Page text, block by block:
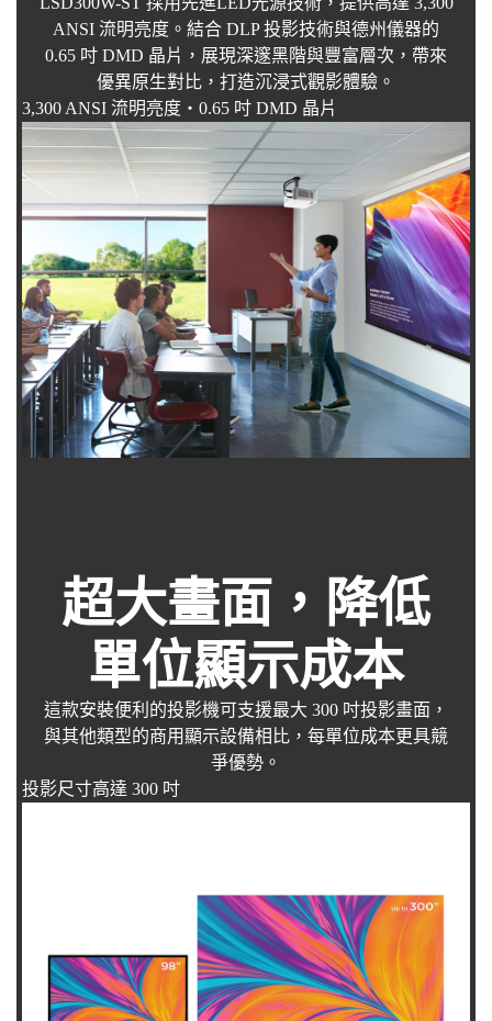
ANSI 流明亮度。結合 DLP 投影技術與德州儀器的
0.65 吋 DMD 晶片，展現深邃黑階與豐富層次，帶來
優異原生對比，打造沉浸式觀影體驗。
3,300 ANSI 流明亮度・0.65 吋 DMD 晶片
超大畫面，降低
單位顯示成本
這款安裝便利的投影機可支援最大 300 吋投影畫面，
與其他類型的商用顯示設備相比，每單位成本更具競
爭優勢。
投影尺寸高達 300 吋